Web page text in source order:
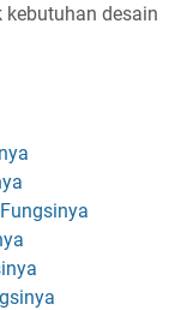
desain